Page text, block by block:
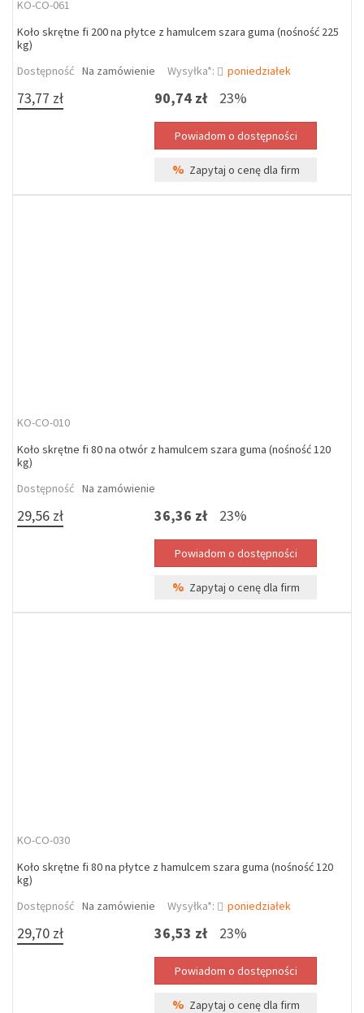
KO-CO-061
Koło skrętne fi 200 na płytce z hamulcem szara guma (nośność 225
kg)
Dostępność Na zamówienie Wysyłka*: poniedziałek
73,77 zł 90,74 zł 23%
% Zapytaj o cenę dla firm
KO-CO-010
Koło skrętne fi 80 na otwór z hamulcem szara guma (nośność 120
kg)
Dostępność Na zamówienie
29,56 zł 36,36 zł 23%
% Zapytaj o cenę dla firm
KO-CO-030
Koło skrętne fi 80 na płytce z hamulcem szara guma (nośność 120
kg)
Dostępność Na zamówienie Wysyłka*: poniedziałek
29,70 zł 36,53 zł 23%
% Zapytaj o cenę dla firm